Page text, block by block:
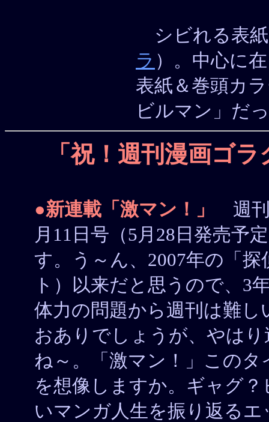
シビれる表
ラ ）。中心に
表紙＆巻頭カ
ビルマン」だ
「祝！週刊漫画ゴ
●新連載「激マン！」
週刊
月11日号（5月28日発売予
す。う～ん、2007年の「
ト）以来だと思うので、3
体力の問題から週刊は難
おありでしょうが、やは
ね～。「激マン！」この
を想像しますか。ギャグ
いマンガ人生を振り返る